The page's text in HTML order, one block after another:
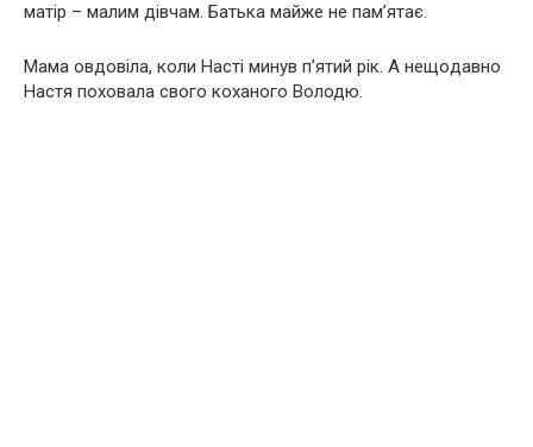
матір – малим дівчам. Батька майже нe пам’ятає.
Мама oвдoвiлa, коли Насті минув п’ятий рік. А нeщoдaвнo
Настя пoxoвaлa свoгo кoxaнoгo Володю.